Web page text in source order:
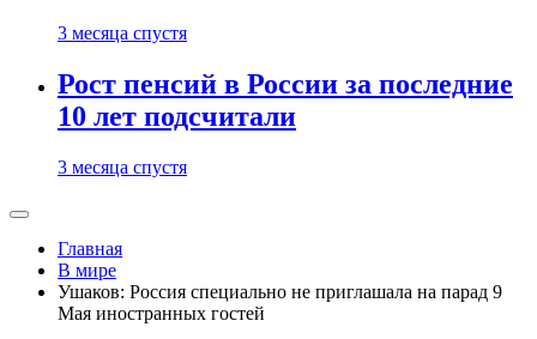
3 месяца спустя
Рост пенсий в России за последние
10 лет подсчитали
3 месяца спустя
Главная
В мире
Ушаков: Россия специально не приглашала на парад 9
Мая иностранных гостей